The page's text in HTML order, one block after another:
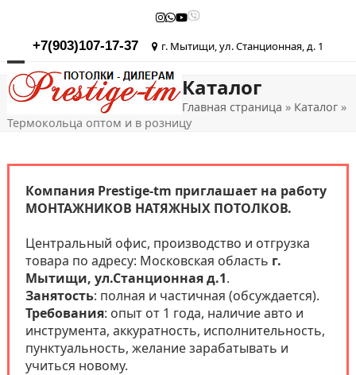
content
Instagram
Whatsapp
YouTube
Viber
+7(903)107-17-37
г. Мытищи, ул. Станционная, д. 1
Open
mobile
menu
Close
mobile
menu
Каталог
Главная страница » Каталог»
Термокольца оптом и в розницу
Компания Prestige-tm приглашает на работу
МОНТАЖНИКОВ НАТЯЖНЫХ ПОТОЛКОВ.
Центральный офис, производство и отгрузка
товара по адресу: Московская область г.
Мытищи, ул.Станционная д.1.
Занятость: полная и частичная (обсуждается).
Требования: опыт от 1 года, наличие авто и
инструмента, аккуратность, исполнительность,
пунктуальность, желание зарабатывать и
учиться новому.